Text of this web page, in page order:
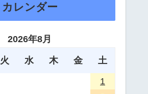
カレンダー
2026年8月
火 水 木 金 土
1